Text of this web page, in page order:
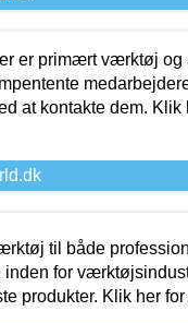
er primært værktøj og
at kontakte dem. Klik
til både
inden for
produkter. Klik her